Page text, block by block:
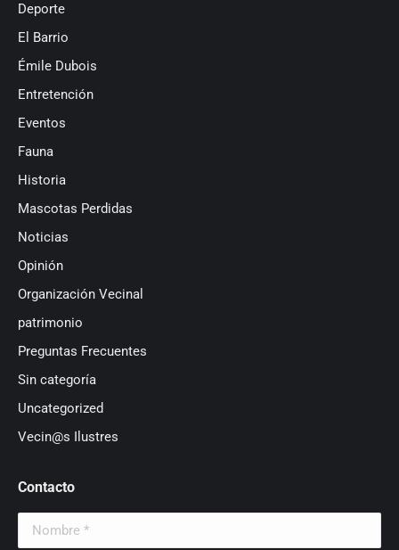
Deporte
El Barrio
Émile Dubois
Entretención
Eventos
Fauna
Historia
Mascotas Perdidas
Noticias
Opinión
Organización Vecinal
patrimonio
Preguntas Frecuentes
Sin categoría
Uncategorized
Vecin@s Ilustres
Contacto
Nombre *